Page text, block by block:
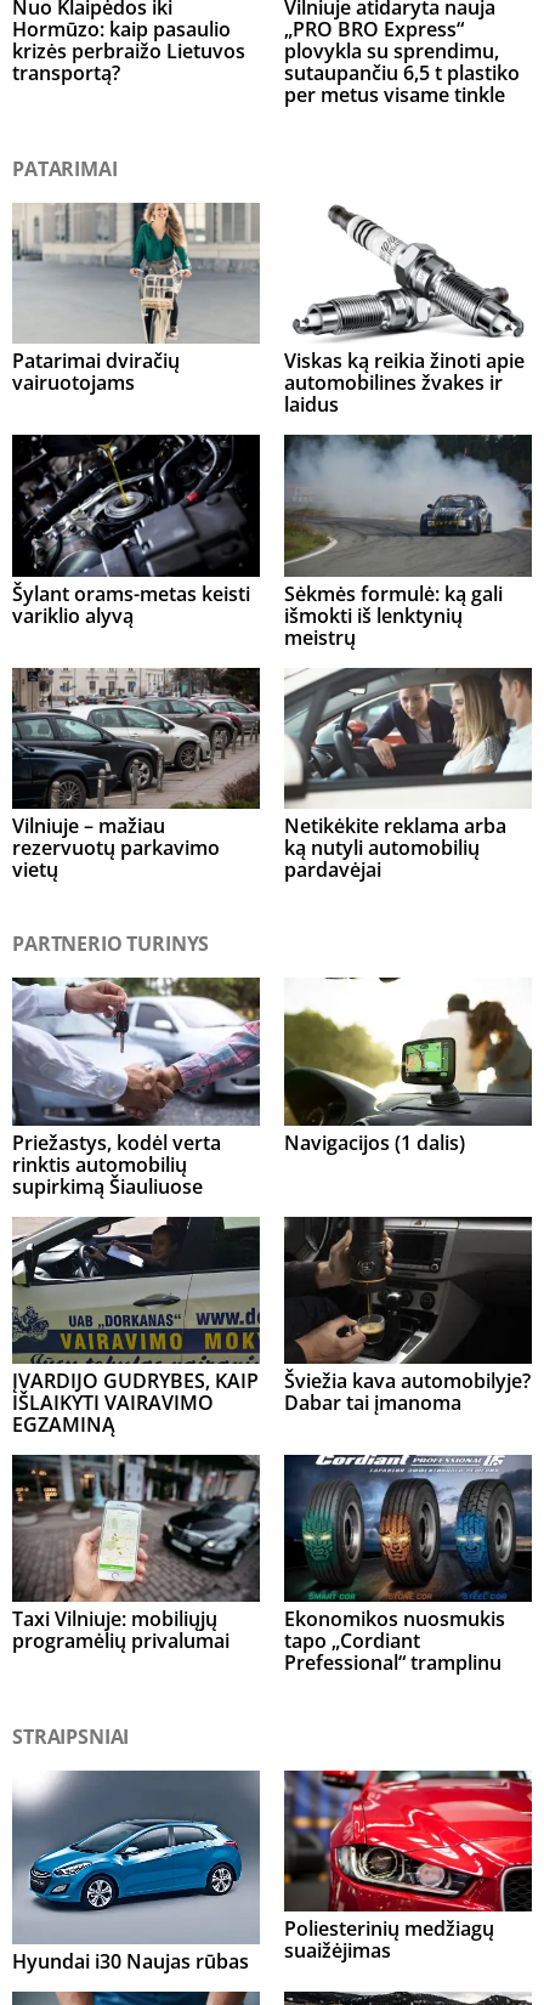
Nuo Klaipėdos iki
Hormūzo: kaip pasaulio
krizės perbraižo Lietuvos
transportą?
Vilniuje atidaryta nauja
„PRO BRO Express“
plovykla su sprendimu,
sutaupančiu 6,5 t plastiko
per metus visame tinkle
PATARIMAI
Patarimai dviračių
vairuotojams
Viskas ką reikia žinoti apie
automobilines žvakes ir
laidus
Šylant orams-metas keisti
variklio alyvą
Sėkmės formulė: ką gali
išmokti iš lenktynių
meistrų
Vilniuje – mažiau
rezervuotų parkavimo
vietų
Netikėkite reklama arba
ką nutyli automobilių
pardavėjai
PARTNERIO TURINYS
Priežastys, kodėl verta
rinktis automobilių
supirkimą Šiauliuose
Navigacijos (1 dalis)
ĮVARDIJO GUDRYBES, KAIP
IŠLAIKYTI VAIRAVIMO
EGZAMINĄ
Šviežia kava automobilyje?
Dabar tai įmanoma
Taxi Vilniuje: mobiliųjų
programėlių privalumai
Ekonomikos nuosmukis
tapo „Cordiant
Prefessional“ tramplinu
STRAIPSNIAI
Hyundai i30 Naujas rūbas
Poliesterinių medžiagų
suaižėjimas